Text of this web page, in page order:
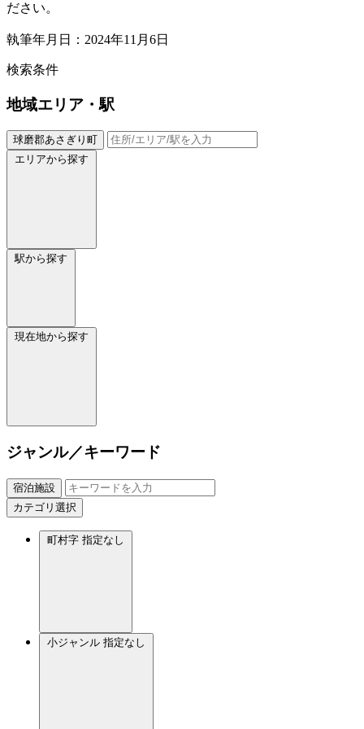
ださい。
執筆年月日：2024年11月6日
検索条件
地域エリア・駅
球磨郡あさぎり町
エリアから探す
駅から探す
現在地から探す
ジャンル／キーワード
宿泊施設
カテゴリ選択
町村字 指定なし
小ジャンル 指定なし